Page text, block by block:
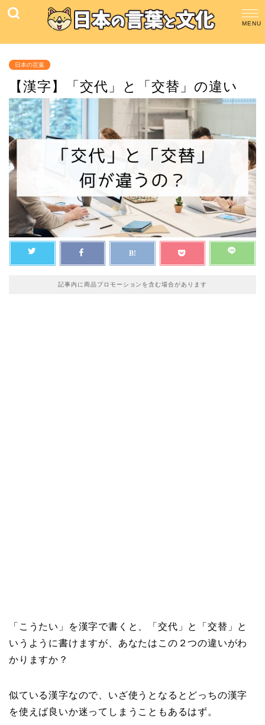
日本の言葉
【漢字】「交代」と「交替」の違い
記事内に商品プロモーションを含む場合があります
「こうたい」を漢字で書くと、「交代」と「交替」と
いうように書けますが、あなたはこの２つの違いがわ
かりますか？
似ている漢字なので、いざ使うとなるとどっちの漢字
を使えば良いか迷ってしまうこともあるはず。